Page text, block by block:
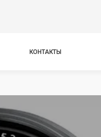
КОНТАКТЫ